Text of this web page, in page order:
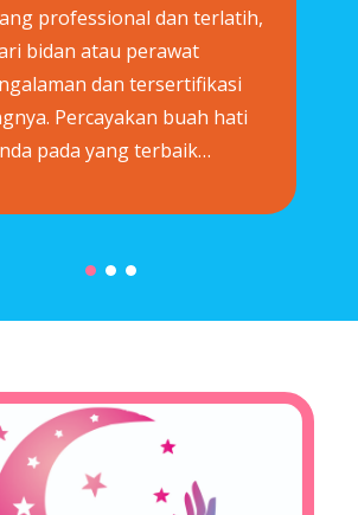
professional dan terlatih,
bidan atau perawat
dan tersertifikasi
Percayakan buah hati
pada yang terbaik…